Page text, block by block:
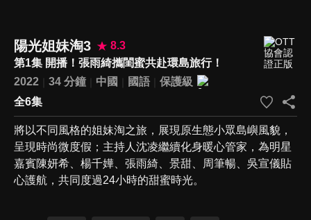
陽光姐妹淘3
8.3
第1集 開播！張雨綺攜閨蜜共赴環島旅行！
2022
34 分鐘 中國 國語
保護級
全6集
將以不同風格的姐妹淘之旅，展現原生態小眾島嶼風貌，
呈現時尚微度假；主持人沈凌繼續化身暖心管家，為明星
嘉賓陳妍希、楊千嬅、張雨綺、景甜、周筆暢、吳宣儀貼
心護航，共同度過24小時的甜蜜時光。